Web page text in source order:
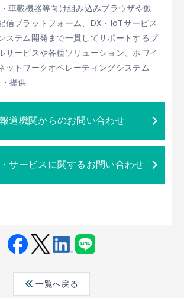
車載機器等向け組み込みブラウザや動
信プラットフォーム、DX・IoTサービス
ステム開発まで一貫してサポートするプ
サービスや各種ソリューション、ホワイ
ットワークオペレーティングシステム
提供
報道機関からのお問い合わせ
サービスに関するお問い合わせ
ebo ter
edin
一覧へ戻る